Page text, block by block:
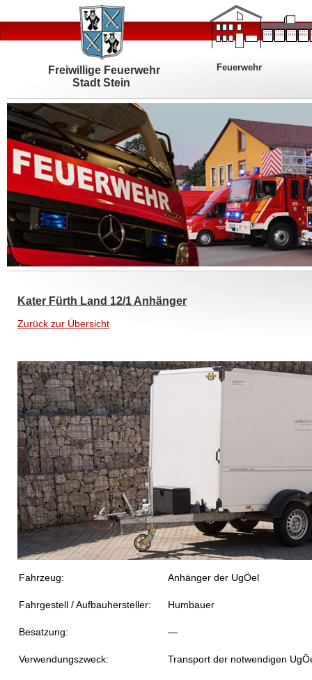
Freiwillige Feuerwehr
Stadt Stein
Feuerwehr
Kater Fürth Land 12/1 Anhänger
Zurück zur Übersicht
Fahrzeug: Anhänger der UgÖel
Fahrgestell / Aufbauhersteller: Humbauer
Besatzung: —
Verwendungszweck: Transport der notwendigen